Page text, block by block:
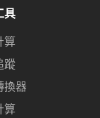
具
算
蹤
換器
算